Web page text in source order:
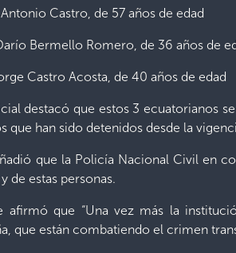
Castro, de 57 años de edad
Bermello Romero, de 36 años de
Castro Acosta, de 40 años de edad
destacó que estos 3 ecuatorianos
que han sido detenidos desde la
que la Policía Nacional Civil en
de estas personas.
afirmó que “Una vez más la
que están combatiendo el crimen